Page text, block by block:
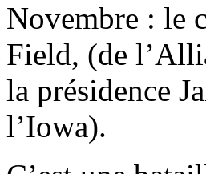
Novembre : le
Field, (de
la présidence
l’Iowa).